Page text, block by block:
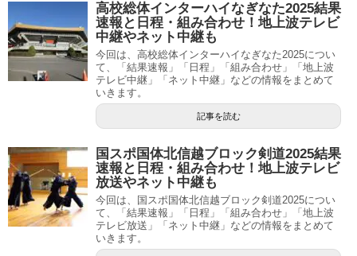
高校総体インターハイなぎなた2025結果
速報と日程・組み合わせ！地上波テレビ
中継やネット中継も
今回は、高校総体インターハイなぎなた2025につい
て、「結果速報」「日程」「組み合わせ」「地上波
テレビ中継」「ネット中継」などの情報をまとめて
いきます。
記事を読む
国スポ国体北信越ブロック剣道2025結果
速報と日程・組み合わせ！地上波テレビ
放送やネット中継も
今回は、国スポ国体北信越ブロック剣道2025につい
て、「結果速報」「日程」「組み合わせ」「地上波
テレビ放送」「ネット中継」などの情報をまとめて
いきます。